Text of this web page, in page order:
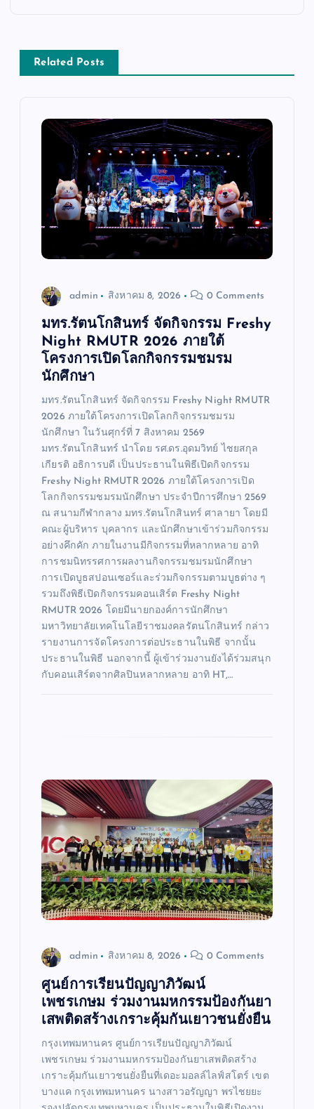
ง
Related Posts
admin สิงหาคม 8, 2026 0 Comments
มทร.รัตนโกสินทร์ จัดกิจกรรม Freshy
Night RMUTR 2026 ภายใต้
โครงการเปิดโลกกิจกรรมชมรม
นักศึกษา
มทร.รัตนโกสินทร์ จัดกิจกรรม Freshy Night RMUTR
2026 ภายใต้โครงการเปิดโลกกิจกรรมชมรม
นักศึกษา ในวันศุกร์ที่ 7 สิงหาคม 2569
มทร.รัตนโกสินทร์ นำโดย รศ.ดร.อุดมวิทย์ ไชยสกุล
เกียรติ อธิการบดี เป็นประธานในพิธีเปิดกิจกรรม
Freshy Night RMUTR 2026 ภายใต้โครงการเปิด
โลกกิจกรรมชมรมนักศึกษา ประจำปีการศึกษา 2569
ณ สนามกีฬากลาง มทร.รัตนโกสินทร์ ศาลายา โดยมี
คณะผู้บริหาร บุคลากร และนักศึกษาเข้าร่วมกิจกรรม
อย่างคึกคัก ภายในงานมีกิจกรรมที่หลากหลาย อาทิ
การชมนิทรรศการผลงานกิจกรรมชมรมนักศึกษา
การเปิดบูธสปอนเซอร์และร่วมกิจกรรมตามบูธต่าง ๆ
รวมถึงพิธีเปิดกิจกรรมคอนเสิร์ต Freshy Night
RMUTR 2026 โดยมีนายกองค์การนักศึกษา
มหาวิทยาลัยเทคโนโลยีราชมงคลรัตนโกสินทร์ กล่าว
รายงานการจัดโครงการต่อประธานในพิธี จากนั้น
ประธานในพิธี นอกจากนี้ ผู้เข้าร่วมงานยังได้ร่วมสนุก
กับคอนเสิร์ตจากศิลปินหลากหลาย อาทิ HT,…
admin สิงหาคม 8, 2026 0 Comments
ศูนย์การเรียนปัญญาภิวัฒน์
เพชรเกษม ร่วมงานมหกรรมป้องกันยา
เสพติดสร้างเกราะคุ้มกันเยาวชนยั่งยืน
กรุงเทพมหานคร ศูนย์การเรียนปัญญาภิวัฒน์
เพชรเกษม ร่วมงานมหกรรมป้องกันยาเสพติดสร้าง
เกราะคุ้มกันเยาวชนยั่งยืนที่เดอะมอลล์ไลฟ์สโตร์ เขต
บางแค กรุงเทพมหานคร นางสาวอรัญญา พรไชยยะ